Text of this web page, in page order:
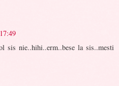
sis nie..hihi..erm..bese la sis..mesti